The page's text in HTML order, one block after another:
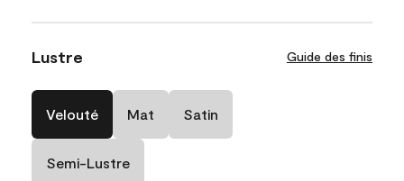
Lustre Guide des finis
Velouté Mat Satin
Semi-Lustre